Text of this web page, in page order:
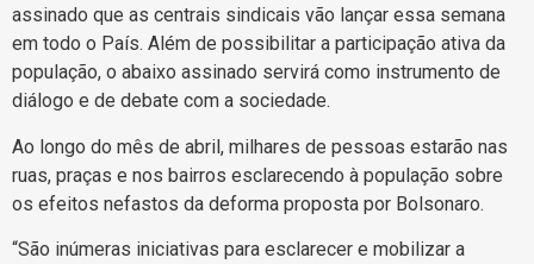
assinado que as centrais sindicais vão lançar essa semana
em todo o País. Além de possibilitar a participação ativa da
população, o abaixo assinado servirá como instrumento de
diálogo e de debate com a sociedade.
Ao longo do mês de abril, milhares de pessoas estarão nas
ruas, praças e nos bairros esclarecendo à população sobre
os efeitos nefastos da deforma proposta por Bolsonaro.
“São inúmeras iniciativas para esclarecer e mobilizar a